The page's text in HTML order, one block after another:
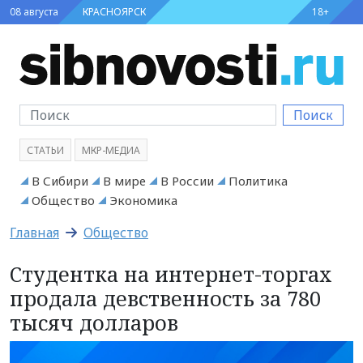
08 августа КРАСНОЯРСК 18+
Поиск
СТАТЬИ МКР-МЕДИА
В Сибири В мире В России
Политика
Общество
Экономика
Главная Общество
Студентка на интернет-торгах
продала девственность за 780
тысяч долларов